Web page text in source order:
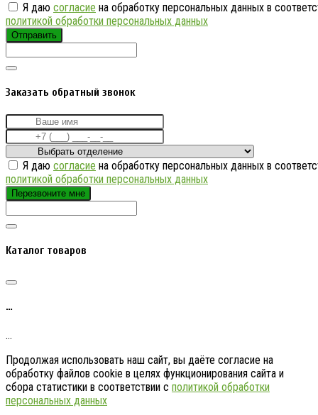
Я даю согласие на обработку персональных данных в
политикой обработки персональных данных
Отправить
Заказать обратный звонок
Я даю согласие на обработку персональных данных в
политикой обработки персональных данных
Перезвоните мне
Каталог товаров
…
…
Продолжая использовать наш сайт, вы даёте согласие на
обработку файлов cookie в целях функционирования сайта и
сбора статистики в соответствии с политикой обработки
персональных данных